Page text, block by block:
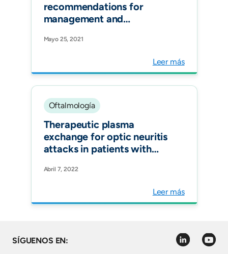
recommendations for
management and
optica spectrum disorders
Mayo 25, 2021
Leer más
Oftalmología
Therapeutic plasma
exchange for optic neuritis
attacks in patients with
spectrum disorders. Ther
Abril 7, 2022
Leer más
SÍGUENOS EN: linkedin youtube